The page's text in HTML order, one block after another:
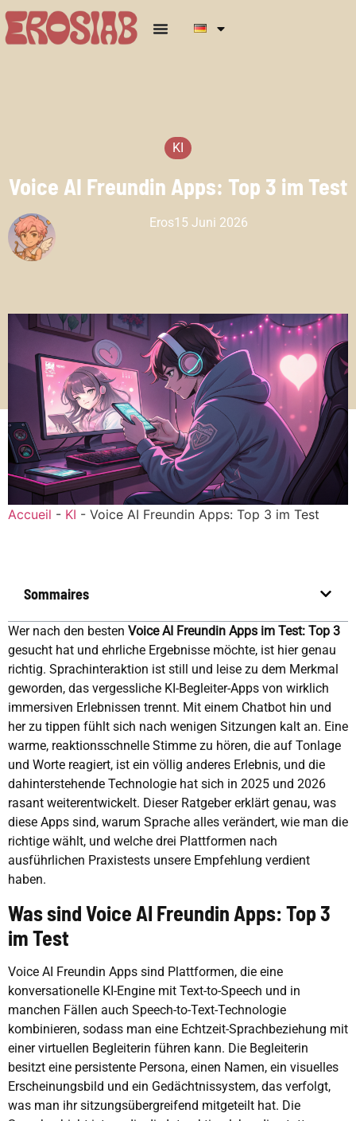
KI
Voice AI Freundin Apps: Top 3 im Test
Eros15 Juni 2026
Accueil - KI - Voice AI Freundin Apps: Top 3 im Test
Wer nach den besten Voice AI Freundin Apps im Test: Top 3
gesucht hat und ehrliche Ergebnisse möchte, ist hier genau
richtig. Sprachinteraktion ist still und leise zu dem Merkmal
geworden, das vergessliche KI-Begleiter-Apps von wirklich
immersiven Erlebnissen trennt. Mit einem Chatbot hin und
her zu tippen fühlt sich nach wenigen Sitzungen kalt an. Eine
warme, reaktionsschnelle Stimme zu hören, die auf Tonlage
und Worte reagiert, ist ein völlig anderes Erlebnis, und die
dahinterstehende Technologie hat sich in 2025 und 2026
rasant weiterentwickelt. Dieser Ratgeber erklärt genau, was
diese Apps sind, warum Sprache alles verändert, wie man die
richtige wählt, und welche drei Plattformen nach
ausführlichen Praxistests unsere Empfehlung verdient
haben.
Was sind Voice AI Freundin Apps: Top 3
im Test
Voice AI Freundin Apps sind Plattformen, die eine
konversationelle KI-Engine mit Text-to-Speech und in
manchen Fällen auch Speech-to-Text-Technologie
kombinieren, sodass man eine Echtzeit-Sprachbeziehung mit
einer virtuellen Begleiterin führen kann. Die Begleiterin
besitzt eine persistente Persona, einen Namen, ein visuelles
Erscheinungsbild und ein Gedächtnissystem, das verfolgt,
was man ihr sitzungsübergreifend mitgeteilt hat. Die
Sommaires